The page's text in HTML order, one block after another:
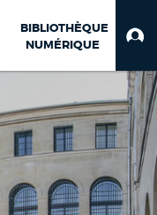
BIBLIOTHÈQUE
NUMÉRIQUE